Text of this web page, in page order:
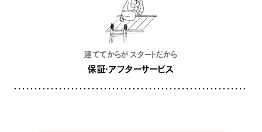
建ててからが スタートだから
保証・アフターサービス